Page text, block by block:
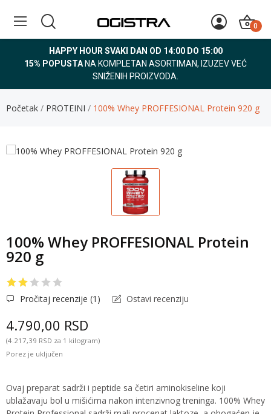
0
HAPPY HOUR SVAKI DAN OD 14:00 DO 15:00
15% POPUSTA NA KOMPLETAN ASORTIMAN, IZUZEV VEĆ
SNIŽENIH PROIZVODA.
Početak PROTEINI 100% Whey PROFFESIONAL Protein 920 g
100% Whey PROFFESIONAL Protein
920 g
Pročitaj recenzije (1 ) Ostavi recenziju
4.790,00 RSD
(4.217,39 RSD za 1 kilogram)
Porez je uključen
Ovaj preparat sadrži i peptide sa četiri aminokiseline koji
ublažavaju bol u mišićima nakon intenzivnog treninga. 100% Whey